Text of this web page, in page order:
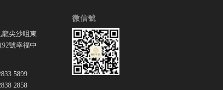
尖沙咀東
號幸福中
5899
2858
微信號